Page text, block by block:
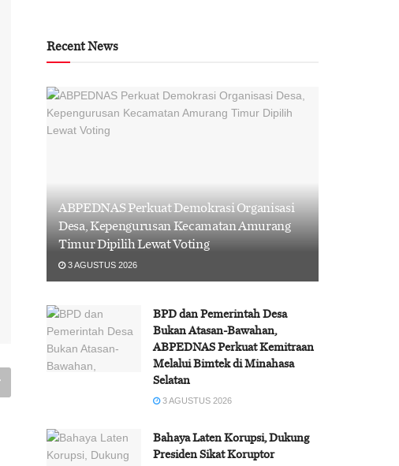
Recent News
ABPEDNAS Perkuat Demokrasi Organisasi
Desa, Kepengurusan Kecamatan Amurang
Timur Dipilih Lewat Voting
3 AGUSTUS 2026
BPD dan Pemerintah Desa
Bukan Atasan-Bawahan,
ABPEDNAS Perkuat Kemitraan
Melalui Bimtek di Minahasa
Selatan
3 AGUSTUS 2026
Bahaya Laten Korupsi, Dukung
Presiden Sikat Koruptor